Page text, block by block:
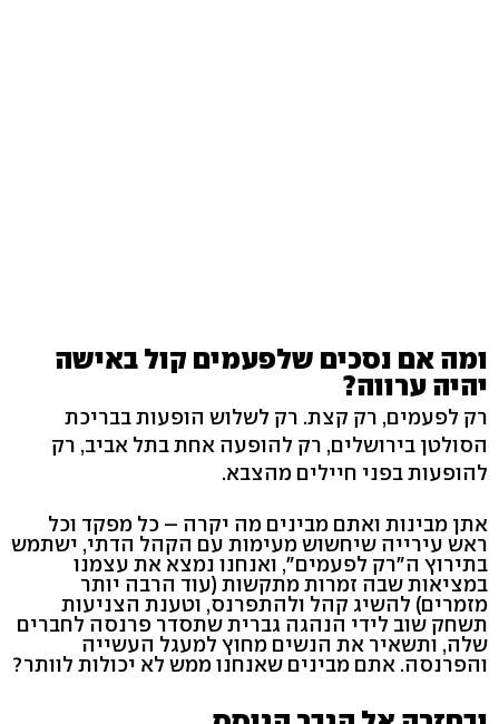
ומה אם נסכים שלפעמים קול באישה
יהיה ערווה?
רק לפעמים, רק קצת. רק לשלוש הופעות בבריכת
הסולטן בירושלים, רק להופעה אחת בתל אביב, רק
להופעות בפני חיילים מהצבא.
אתן מבינות ואתם מבינים מה יקרה – כל מפקד וכל
ראש עירייה שיחשוש מעימות עם הקהל הדתי, ישתמש
בתירוץ ה"רק לפעמים", ואנחנו נמצא את עצמנו
במציאות שבה זמרות מתקשות (עוד הרבה יותר
מזמרים) להשיג קהל ולהתפרנס, וטענת הצניעות
תשחק שוב לידי הנהגה גברית שתסדר פרנסה לחברים
שלה, ותשאיר את הנשים מחוץ למעגל העשייה
והפרנסה. אתם מבינים שאנחנו ממש לא יכולות לוותר?